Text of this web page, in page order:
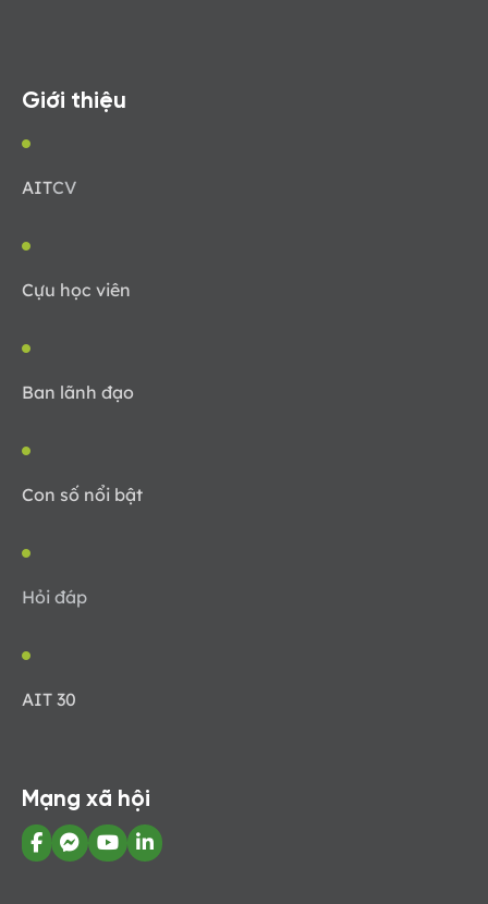
Giới thiệu
AITCV
Cựu học viên
Ban lãnh đạo
Con số nổi bật
Hỏi đáp
AIT 30
Mạng xã hội